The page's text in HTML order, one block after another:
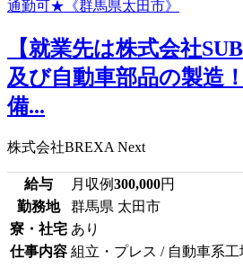
【就業先は株式会社
及び自動車部品の製造
備...
株式会社BREXA Next
給与 月収例300,000円
勤務地
群馬県 太田市
寮・社宅 あり
仕事内容 組立・プレス / 自動車系工